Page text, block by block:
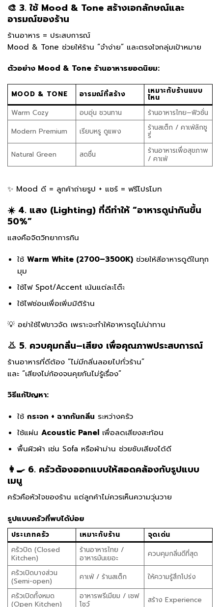
🎨 3. ใช้ Mood & Tone สร้างเอกลักษณ์และ
อารมณ์ของร้าน
ร้านอาหาร = ประสบการณ์
Mood & Tone ช่วยให้ร้าน “จำง่าย” และตรงใจกลุ่มเป้าหมาย
ตัวอย่าง Mood & Tone ร้านอาหารยอดนิยม:
MOOD & TONE อารมณ์ที่สร้าง เหมาะกับร้านแบบ
ไหน
Warm Cozy
อบอุ่น ชวนทาน
ร้านอาหารไทย–ฟิวชั่น
Modern Premium
เรียบหรู ดูแพง
ร้านสเต็ก / คาเฟ่ลักชู
รี่
Natural Green
สดชื่น
ร้านอาหารเพื่อสุขภาพ
/ คาเฟ่
✨ Mood ดี = ลูกค้าถ่ายรูป + แชร์ = ฟรีโปรโมท
☀️ 4. แสง (Lighting) ที่ดีทำให้ “อาหารดูน่ากินขึ้น
50%”
แสงคือจิตวิทยาการกิน
ใช้ Warm White (2700–3500K)ช่วยให้สีอาหารดูดีในทุก
มุม
ใช้ไฟ Spot/Accent เน้นแต่ละโต๊ะ
ใช้ไฟซ่อนเพื่อเพิ่มมิติร้าน
💡 อย่าใช้ไฟขาวจัด เพราะจะทำให้อาหารดูไม่น่าทาน
👃 5. ควบคุมกลิ่น–เสียง เพื่อคุณภาพประสบการณ์
ร้านอาหารที่ดีต้อง “ไม่มีกลิ่นลอยไปทั่วร้าน”
และ “เสียงไม่ก้องจนคุยกันไม่รู้เรื่อง”
วิธีแก้ปัญหา:
ใช้ กระจก + ฉากกันกลิ่น ระหว่างครัว
ใช้แผ่น Acoustic Panelเพื่อลดเสียงสะท้อน
พื้นผิวผ้า เช่น Sofa หรือผ้าม่าน ช่วยซับเสียงได้ดี
👩‍🍳 6. ครัวต้องออกแบบให้สอดคล้องกับรูปแบบ
เมนู
ครัวคือหัวใจของร้าน แต่ลูกค้าไม่ควรเห็นความวุ่นวาย
รูปแบบครัวที่พบได้บ่อย
ประเภทครัว เหมาะกับร้าน
จุดเด่น
ครัวปิด (Closed
Kitchen)
ร้านอาหารไทย /
อาหารมันเยอะ
ควบคุมกลิ่นดีที่สุด
ครัวเปิดบางส่วน
(Semi-open)
คาเฟ่ / ร้านสเต็ก
ให้ความรู้สึกโปร่ง
ครัวเปิดทั้งหมด
(Open Kitchen)
อาหารพรีเมียม / เชฟ
โชว์
สร้าง Experience